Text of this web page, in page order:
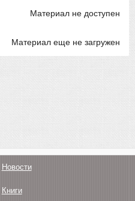
Материал не доступен
Материал еще не загружен
Новости
Книги